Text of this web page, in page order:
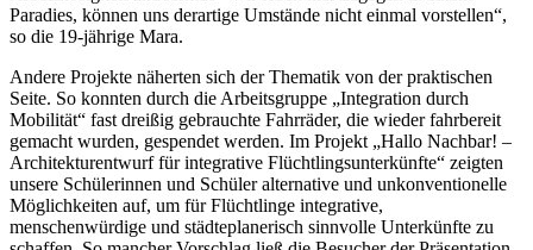
Paradies, können uns derartige Umstände nicht einmal vorstellen“,
so die 19-jährige Mara.
Andere Projekte näherten sich der Thematik von der praktischen
Seite. So konnten durch die Arbeitsgruppe „Integration durch
Mobilität“ fast dreißig gebrauchte Fahrräder, die wieder fahrbereit
gemacht wurden, gespendet werden. Im Projekt „Hallo Nachbar! –
Architekturentwurf für integrative Flüchtlingsunterkünfte“ zeigten
unsere Schülerinnen und Schüler alternative und unkonventionelle
Möglichkeiten auf, um für Flüchtlinge integrative,
menschenwürdige und städteplanerisch sinnvolle Unterkünfte zu